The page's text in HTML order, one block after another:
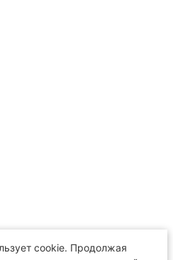
cookie. Продолжая